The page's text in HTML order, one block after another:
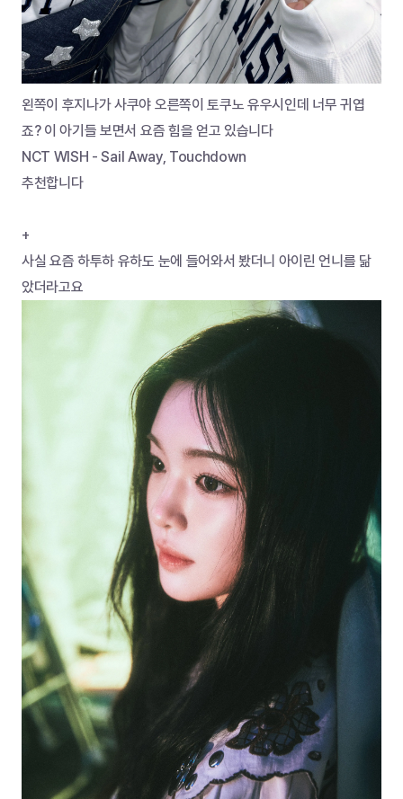
왼쪽이 후지나가 사쿠야 오른쪽이 토쿠노 유우시인데 너무 귀엽
죠? 이 아기들 보면서 요즘 힘을 얻고 있습니다
NCT WISH - Sail Away, Touchdown
추천합니다
+
사실 요즘 하투하 유하도 눈에 들어와서 봤더니 아이린 언니를 닮
았더라고요